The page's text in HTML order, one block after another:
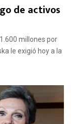
de activos
millones por
le exigió hoy a la